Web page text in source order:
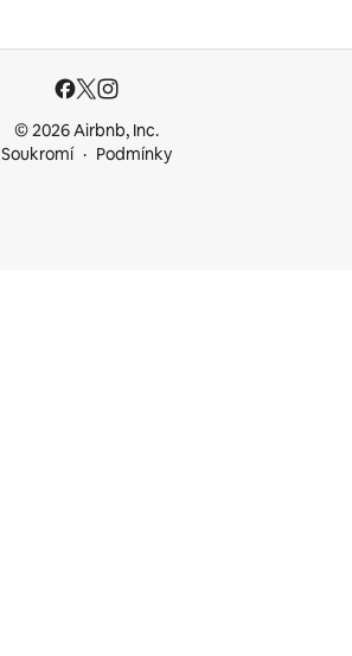
© 2026 Airbnb, Inc.
Soukromí
Podmínky